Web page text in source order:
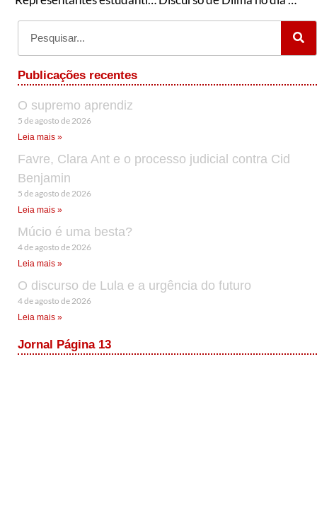
Publicações recentes
O supremo aprendiz
5 de agosto de 2026
Leia mais »
Favre, Clara Ant e o processo judicial contra Cid
Benjamin
5 de agosto de 2026
Leia mais »
Múcio é uma besta?
4 de agosto de 2026
Leia mais »
O discurso de Lula e a urgência do futuro
4 de agosto de 2026
Leia mais »
Jornal Página 13